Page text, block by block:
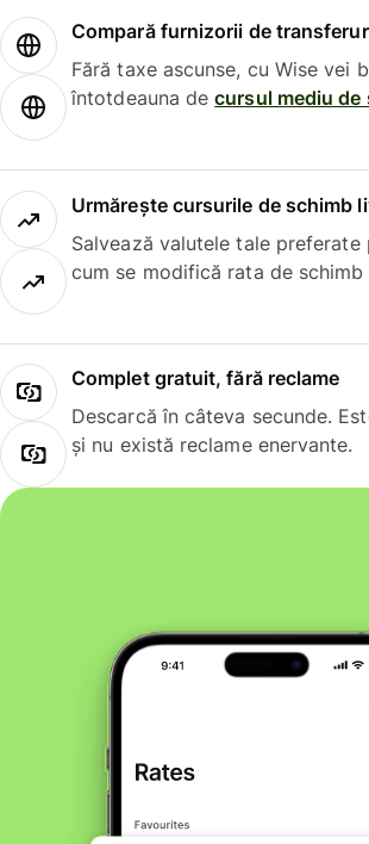
Compară furnizorii de
Fără taxe ascunse, cu Wise vei
întotdeauna decursul mediu de
Urmărește cursurile de schimb
Salvează valutele tale preferate
cum se modifică rata de schimb
Complet gratuit, fără reclame
Descarcă în câteva secunde.
și nu există reclame enervante.